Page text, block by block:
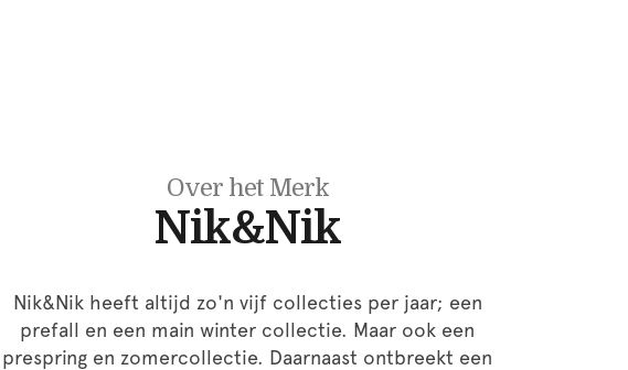
Over het Merk
Nik&Nik
Nik&Nik heeft altijd zo'n vijf collecties per jaar; een
prefall en een main winter collectie. Maar ook een
prespring en zomercollectie. Daarnaast ontbreekt een